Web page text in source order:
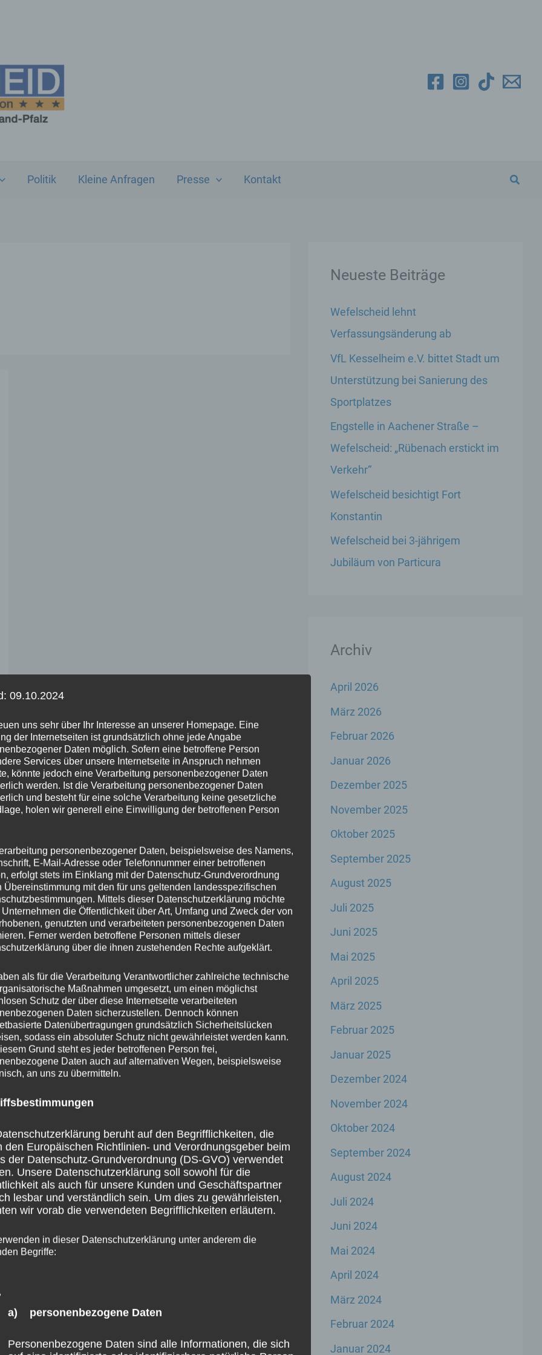
Politik Kleine Anfragen Presse Kontakt
Neueste Beiträge
Wefelscheid lehnt
Verfassungsänderung ab
VfL Kesselheim e.V. bittet Stadt um
Unterstützung bei Sanierung des
Sportplatzes
Engstelle in Aachener Straße –
Wefelscheid: „Rübenach erstickt im
Verkehr“
Wefelscheid besichtigt Fort
Konstantin
Wefelscheid bei 3-jährigem
Jubiläum von Particura
Archiv
April 2026
März 2026
Februar 2026
Januar 2026
Dezember 2025
November 2025
Oktober 2025
September 2025
August 2025
Juli 2025
Juni 2025
Mai 2025
April 2025
März 2025
Februar 2025
Januar 2025
Dezember 2024
November 2024
Oktober 2024
September 2024
August 2024
Juli 2024
Juni 2024
Mai 2024
April 2024
März 2024
Februar 2024
Januar 2024
09.10.2024
uns sehr über Ihr Interesse an unserer Homepage. Eine
der Internetseiten ist grundsätzlich ohne jede Angabe
Daten möglich. Sofern eine betroffene Person
Services über unsere Internetseite in Anspruch nehmen
könnte jedoch eine Verarbeitung personenbezogener Daten
werden. Ist die Verarbeitung personenbezogener Daten
und besteht für eine solche Verarbeitung keine gesetzliche
holen wir generell eine Einwilligung der betroffenen Person
personenbezogener Daten, beispielsweise des Namens,
E-Mail-Adresse oder Telefonnummer einer betroffenen
erfolgt stets im Einklang mit der Datenschutz-Grundverordnung
Übereinstimmung mit den für uns geltenden landesspezifischen
Mittels dieser Datenschutzerklärung möchte
die Öffentlichkeit über Art, Umfang und Zweck der von
genutzten und verarbeiteten personenbezogenen Daten
Ferner werden betroffene Personen mittels dieser
über die ihnen zustehenden Rechte aufgeklärt.
als für die Verarbeitung Verantwortlicher zahlreiche technische
Maßnahmen umgesetzt, um einen möglichst
Schutz der über diese Internetseite verarbeiteten
Daten sicherzustellen. Dennoch können
Datenübertragungen grundsätzlich Sicherheitslücken
sodass ein absoluter Schutz nicht gewährleistet werden kann.
Grund steht es jeder betroffenen Person frei,
Daten auch auf alternativen Wegen, beispielsweise
an uns zu übermitteln.
beruht auf den Begrifflichkeiten, die
den Europäischen Richtlinien- und Verordnungsgeber beim
der Datenschutz-Grundverordnung (DS-GVO) verwendet
Unsere Datenschutzerklärung soll sowohl für die
als auch für unsere Kunden und Geschäftspartner
lesbar und verständlich sein. Um dies zu gewährleisten,
wir vorab die verwendeten Begrifflichkeiten erläutern.
in dieser Datenschutzerklärung unter anderem die
Begriffe:
a) personenbezogene Daten
Personenbezogene Daten sind alle Informationen, die sich